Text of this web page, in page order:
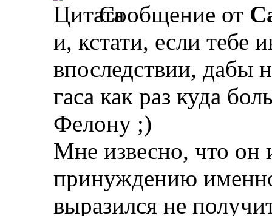
Сообщение от
и, кстати, если тебе
впоследствии, дабы
гаса как раз куда
Фелону ;)
Мне извесно, что он
принуждению
выразился не